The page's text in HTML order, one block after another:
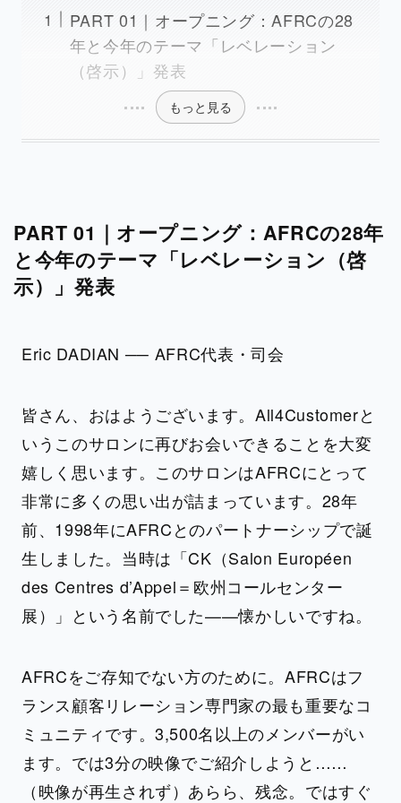
PART 01｜オープニング：AFRCの28
年と今年のテーマ「レベレーション
（啓示）」発表
もっと見る
PART 01｜オープニング：AFRCの28年
と今年のテーマ「レベレーション（啓
示）」発表
Eric DADIAN ── AFRC代表・司会
皆さん、おはようございます。All4Customerと
いうこのサロンに再びお会いできることを大変
嬉しく思います。このサロンはAFRCにとって
非常に多くの思い出が詰まっています。28年
前、1998年にAFRCとのパートナーシップで誕
生しました。当時は「CK（Salon Européen
des Centres d’Appel＝欧州コールセンター
展）」という名前でした——懐かしいですね。
AFRCをご存知でない方のために。AFRCはフ
ランス顧客リレーション専門家の最も重要なコ
ミュニティです。3,500名以上のメンバーがい
ます。では3分の映像でご紹介しようと……
（映像が再生されず）あらら、残念。ではすぐ